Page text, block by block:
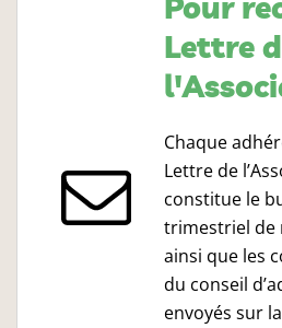
Lettre
Chaque
Lettre de
constitue le
trimestriel de
ainsi que les
du conseil
envoyés sur